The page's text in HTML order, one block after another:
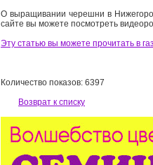
О выращивании черешни в
сайте вы можете посмотреть
Эту статью вы можете прочитать в
Количество показов: 6397
Возврат к списку